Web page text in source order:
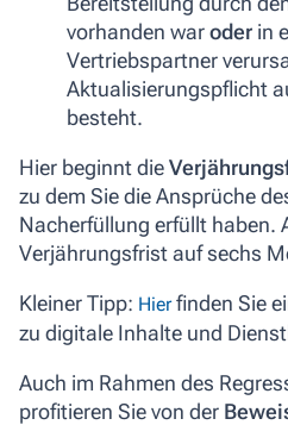
vorhanden waroder in
Vertriebspartner
Aktualisierungspflicht
besteht.
Hier beginnt die
zu dem Sie die Ansprüche
Nacherfüllung erfüllt haben.
Verjährungsfrist auf sechs
Kleiner Tipp: Hierfinden Sie
zu digitale Inhalte und
Auch im Rahmen des
profitieren Sie von der